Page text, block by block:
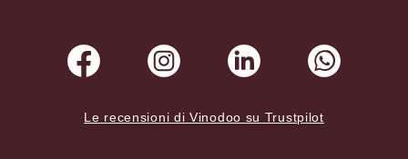
Le recensioni di Vinodoo su Trustpilot